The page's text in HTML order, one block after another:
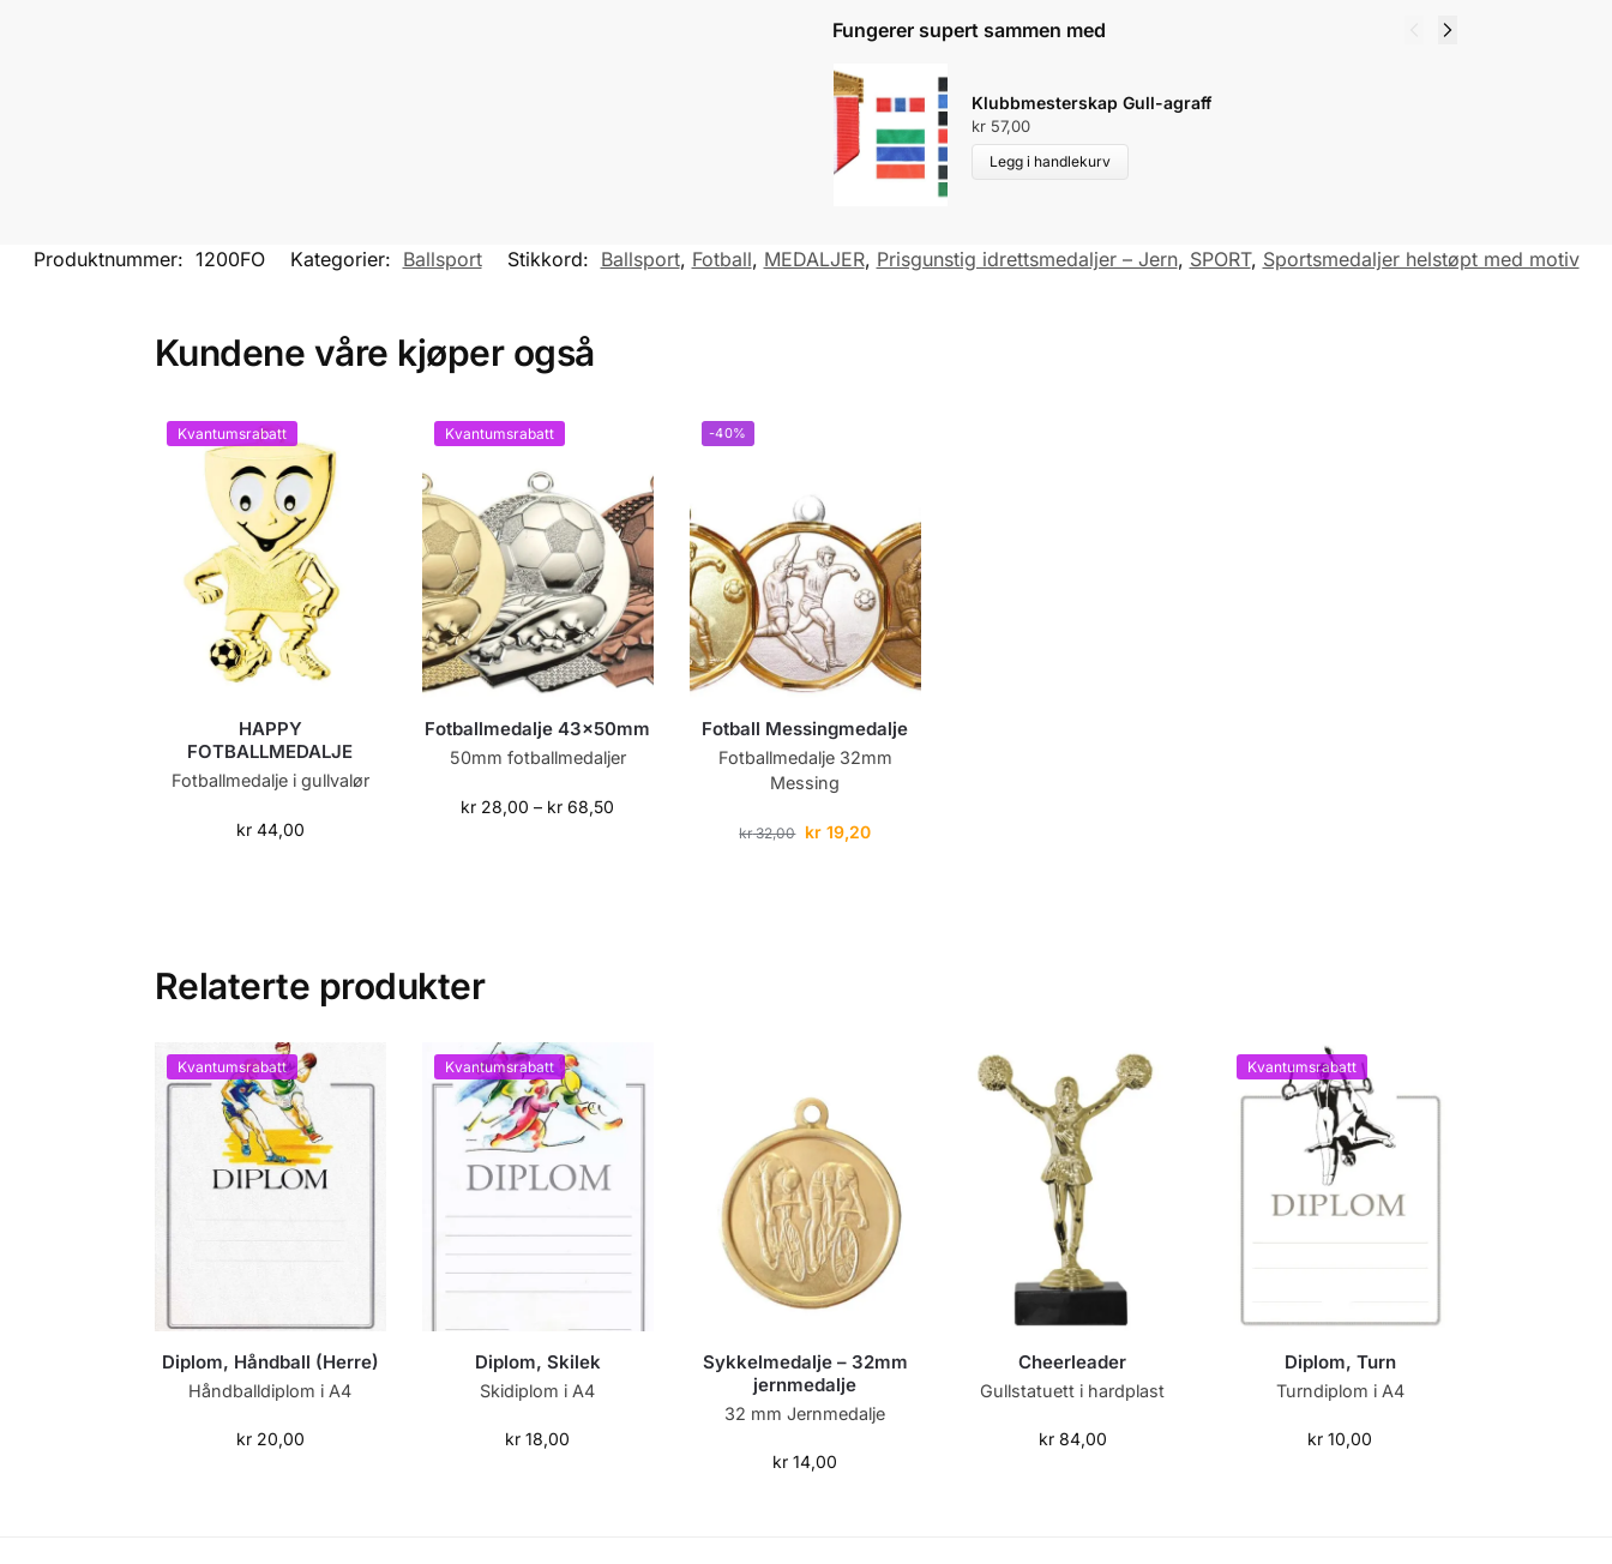
Fungerer supert sammen med
Klubbmesterskap Gull-agraff
kr57,00
Legg i handlekurv
Produktnummer: 1200FO Kategorier: Ballsport Stikkord: Ballsport, Fotball, MEDALJER, Prisgunstig idrettsmedaljer – Jern, SPORT, Sportsmedaljer helstøpt med motiv
Kundene våre kjøper også
Kvantumsrabatt
HAPPY
FOTBALLMEDALJE
Fotballmedalje i gullvalør
kr44,00
Kvantumsrabatt
Fotballmedalje 43x50mm
50mm fotballmedaljer
kr 28,00 – kr 68,50
-40%
Fotball Messingmedalje
Fotballmedalje 32mm
Messing
kr32,00 kr 19,20
Relaterte produkter
Kvantumsrabatt
Diplom, Håndball (Herre)
Håndballdiplom i A4
kr20,00
Kvantumsrabatt
Diplom, Skilek
Skidiplom i A4
kr 18,00
Sykkelmedalje – 32mm
jernmedalje
32 mm Jernmedalje
kr 14,00
Cheerleader
Gullstatuett i hardplast
kr84,00
Kvantumsrabatt
Diplom, Turn
Turndiplom i A4
kr 10,00